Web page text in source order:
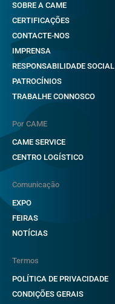
SOBRE A CAME
CERTIFICAÇÕES
CONTACTE-NOS
IMPRENSA
RESPONSABILIDADE SOCIAL
PATROCÍNIOS
TRABALHE CONNOSCO
Por CAME
CAME SERVICE
CENTRO LOGÍSTICO
Comunicação
EXPO
FEIRAS
NOTÍCIAS
Termos
POLÍTICA DE PRIVACIDADE
CONDIÇÕES GERAIS